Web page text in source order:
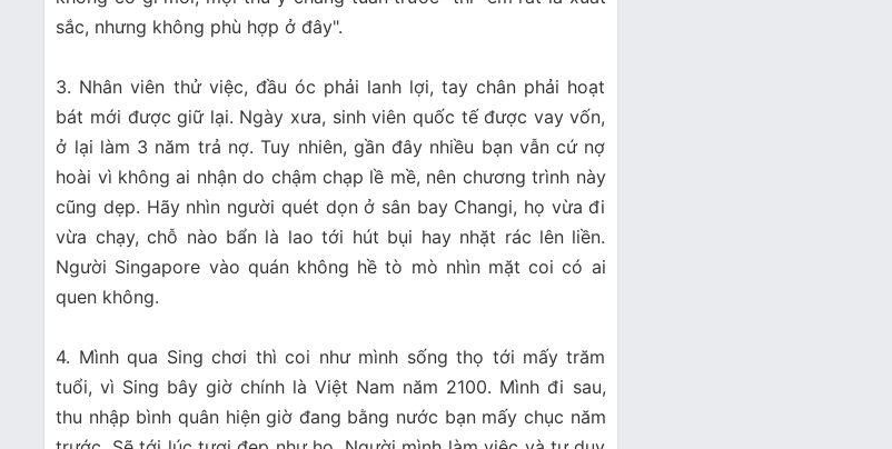
sắc, nhưng không phù hợp ở đây".
3. Nhân viên thử việc, đầu óc phải lanh lợi, tay chân phải hoạt
bát mới được giữ lại. Ngày xưa, sinh viên quốc tế được vay vốn,
ở lại làm 3 năm trả nợ. Tuy nhiên, gần đây nhiều bạn vẫn cứ nợ
hoài vì không ai nhận do chậm chạp lề mề, nên chương trình này
cũng dẹp. Hãy nhìn người quét dọn ở sân bay Changi, họ vừa đi
vừa chạy, chỗ nào bẩn là lao tới hút bụi hay nhặt rác lên liền.
Người Singapore vào quán không hề tò mò nhìn mặt coi có ai
quen không.
4. Mình qua Sing chơi thì coi như mình sống thọ tới mấy trăm
tuổi, vì Sing bây giờ chính là Việt Nam năm 2100. Mình đi sau,
thu nhập bình quân hiện giờ đang bằng nước bạn mấy chục năm